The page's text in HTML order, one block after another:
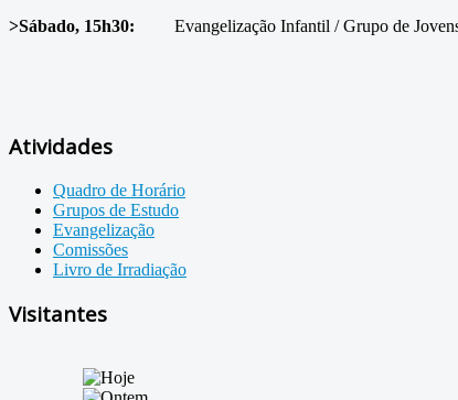
>Sábado, 15h30:
Evangelização Infantil / Grupo de
Atividades
Quadro de Horário
Grupos de Estudo
Evangelização
Comissões
Livro de Irradiação
Visitantes